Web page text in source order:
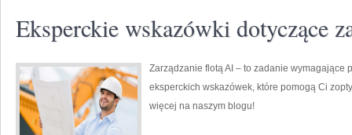
Eksperckie wskazówki dotyczące
Zarządzanie flotą AI – to zadanie wymagające
eksperckich wskazówek, które pomogą Ci
więcej na naszym blogu!